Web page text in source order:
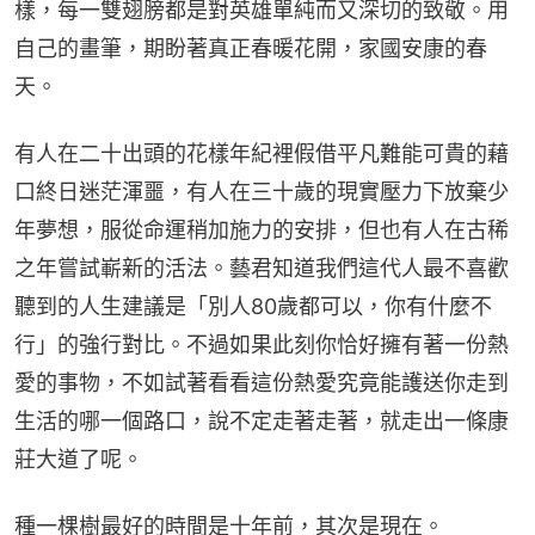
樣，每一雙翅膀都是對英雄單純而又深切的致敬。用
自己的畫筆，期盼著真正春暖花開，家國安康的春
天。
有人在二十出頭的花樣年紀裡假借平凡難能可貴的藉
口終日迷茫渾噩，有人在三十歲的現實壓力下放棄少
年夢想，服從命運稍加施力的安排，但也有人在古稀
之年嘗試嶄新的活法。藝君知道我們這代人最不喜歡
聽到的人生建議是「別人80歲都可以，你有什麼不
行」的強行對比。不過如果此刻你恰好擁有著一份熱
愛的事物，不如試著看看這份熱愛究竟能護送你走到
生活的哪一個路口，說不定走著走著，就走出一條康
莊大道了呢。
種一棵樹最好的時間是十年前，其次是現在。